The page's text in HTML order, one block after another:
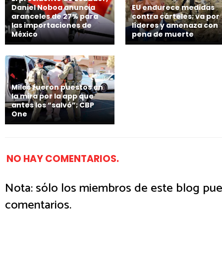
Daniel Noboa anuncia
aranceles de 27% para
las importaciones de
México
EU endurece medidas
contra cárteles; va por
líderes y amenaza con
pena de muerte
Miles fueron puestos en
la mira por la app que
antes los “salvó”; CBP
One
NO HAY COMENTARIOS.
Nota: sólo los miembros de este blog
comentarios.